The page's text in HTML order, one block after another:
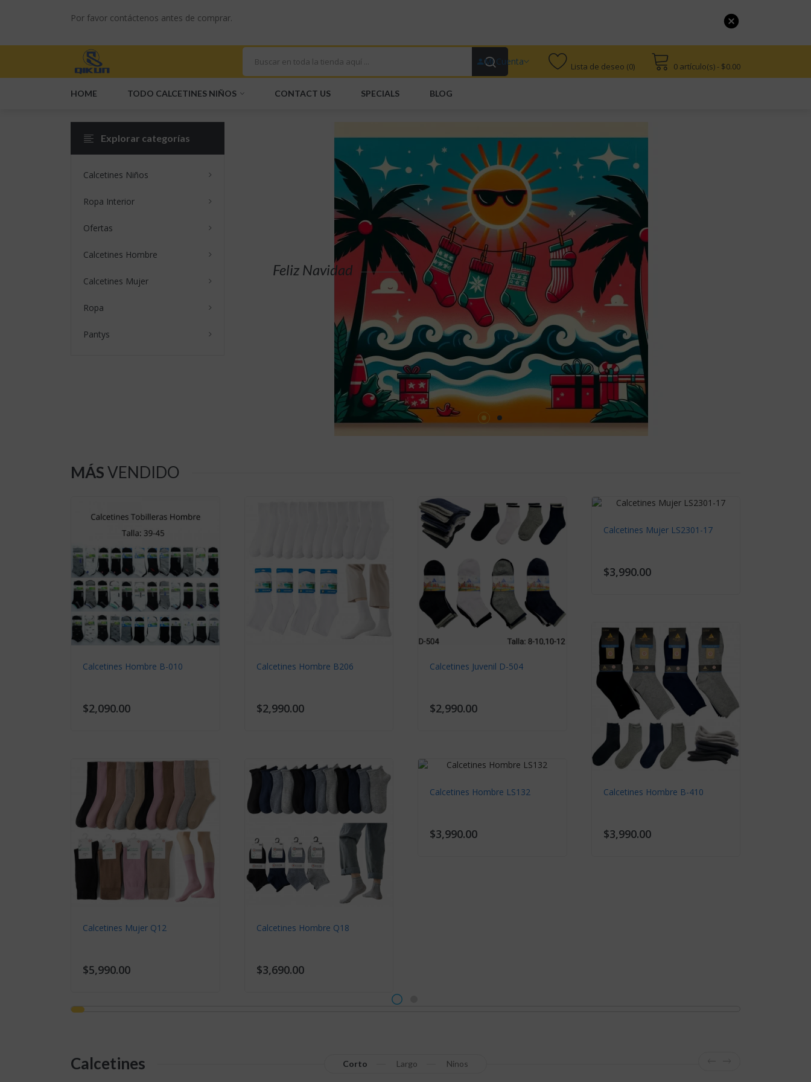
Por favor contáctenos antes de comprar.
Mi Cuenta Lista de deseo (0) 0 artículo(s) - $0.00
HOME TODO CALCETINES NIÑOS CONTACT US SPECIALS BLOG
Explorar categorías
Calcetines Niños
Ropa Interior
Ofertas
Calcetines Hombre
Calcetines Mujer
Ropa
Pantys
Somos Un Proveedor De Canales
Por Mayor
Por Detalle
COMPRAR AHORA
MÁSVENDIDO
Calcetines Hombre B-010
$2,090.00
Calcetines Mujer Q12
$5,990.00
Calcetines Hombre B206
$2,990.00
Calcetines Hombre Q18
$3,690.00
Calcetines Juvenil D-504
$2,990.00
Calcetines Hombre LS132
$3,990.00
Calcetines Mujer LS2301-17
$3,990.00
Calcetines Hombre B-410
$3,990.00
Calcetines Corto Largo Ninos